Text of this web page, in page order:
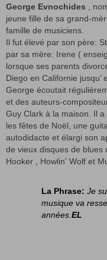
George Evnochides ,
jeune fille de sa grand-
famille de musiciens.
Il fut élevé par son père:
par sa mère: Irene (
lorsque ses parents
Diego en Californie jusqu’
George écoutait
et des auteurs-
Guy Clark à la maison. Il
les fêtes de Noël, une
autodidacte et élargi son
de vieux disques de blues
Hooker , Howlin' Wolf et
La Phrase: Je
musique va
années. EL